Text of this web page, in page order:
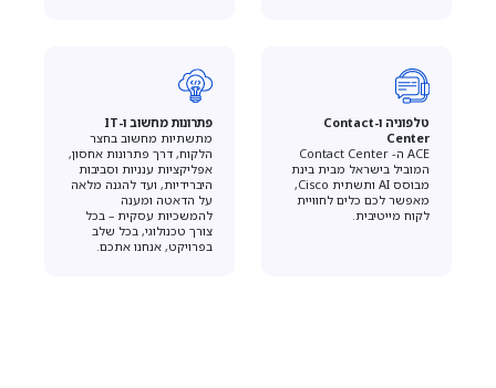
טלפוניה ו-Contact
Center
ACE ה- Contact Center
המוביל בישראל מבית בינת
מבוסס AI ותשתית Cisco,
מאפשר לכם כלים לחוויית
לקוח מייטיבית.
פתרונות מחשוב ו-IT
מתשתיות מחשוב בחצר
הלקוח, דרך פתרונות אחסון,
אפליקציות ענניות וסביבות
היברידיות, ועד להגנה מלאה
על הדאטה ומענה
להמשכיות עסקית – בכל
צורך טכנולוגי, בכל שלב
בפרויקט, אנחנו אתכם.